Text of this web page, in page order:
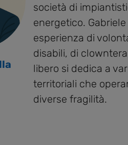
società di
energetico.
esperienza di
disabili, di
libero si dedica a
territoriali che
diverse fragilità.